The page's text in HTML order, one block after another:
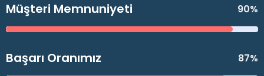
Müşteri Memnuniyeti 90%
Başarı Oranımız 87%